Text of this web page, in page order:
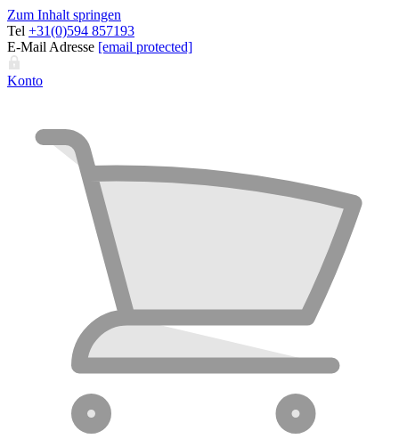
Zum Inhalt springen
Tel +31(0)594 857193
E-Mail Adresse [email protected]
Konto